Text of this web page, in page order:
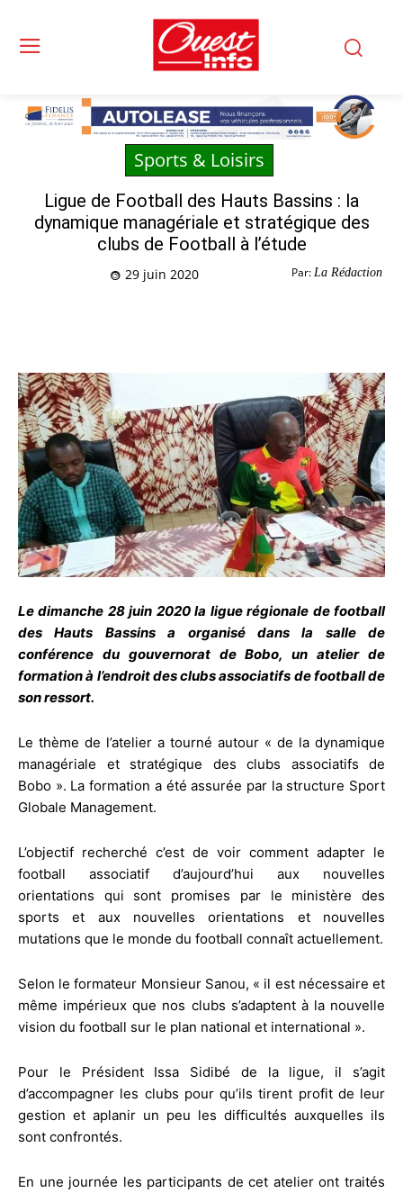
Sports & Loisirs
Ligue de Football des Hauts Bassins : la
dynamique managériale et stratégique des
clubs de Football à l’étude
Par: La Rédaction
29 juin 2020
Le dimanche 28 juin 2020 la ligue régionale de football
des Hauts Bassins a organisé dans la salle de
conférence du gouvernorat de Bobo, un atelier de
formation à l’endroit des clubs associatifs de football de
son ressort.
Le thème de l’atelier a tourné autour « de la dynamique
managériale et stratégique des clubs associatifs de
Bobo ». La formation a été assurée par la structure Sport
Globale Management.
L’objectif recherché c’est de voir comment adapter le
football associatif d’aujourd’hui aux nouvelles
orientations qui sont promises par le ministère des
sports et aux nouvelles orientations et nouvelles
mutations que le monde du football connaît actuellement.
Selon le formateur Monsieur Sanou, « il est nécessaire et
même impérieux que nos clubs s’adaptent à la nouvelle
vision du football sur le plan national et international ».
Pour le Président Issa Sidibé de la ligue, il s’agit
d’accompagner les clubs pour qu’ils tirent profit de leur
gestion et aplanir un peu les difficultés auxquelles ils
sont confrontés.
En une journée les participants de cet atelier ont traités